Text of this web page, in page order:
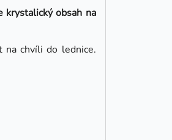
krystalický obsah na
na chvíli do lednice.